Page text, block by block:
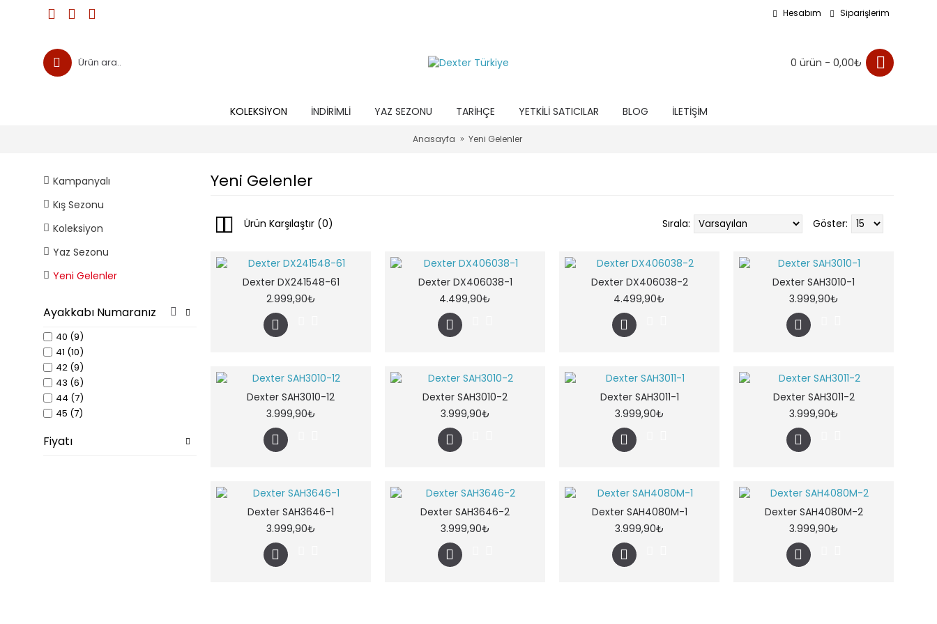
Hesabım Siparişlerim
0 ürün - 0,00₺
KOLEKSIYON İNDIRIMLI YAZ SEZONU TARIHÇE YETKILI SATICILAR BLOG İLETIŞIM
Anasayfa Yeni Gelenler
Kampanyalı
Kış Sezonu
Koleksiyon
Yaz Sezonu
Yeni Gelenler
Ayakkabı Numaranız
40 (9)
41 (10)
42 (9)
43 (6)
44 (7)
45 (7)
Fiyatı
Yeni Gelenler
Ürün Karşılaştır (0) Göster:
Sırala:
Dexter DX241548-61
2.999,90₺
Dexter DX406038-1
4.499,90₺
Dexter DX406038-2
4.499,90₺
Dexter SAH3010-1
3.999,90₺
Dexter SAH3010-12
3.999,90₺
Dexter SAH3010-2
3.999,90₺
Dexter SAH3011-1
3.999,90₺
Dexter SAH3011-2
3.999,90₺
Dexter SAH3646-1
3.999,90₺
Dexter SAH3646-2
3.999,90₺
Dexter SAH4080M-1
3.999,90₺
Dexter SAH4080M-2
3.999,90₺